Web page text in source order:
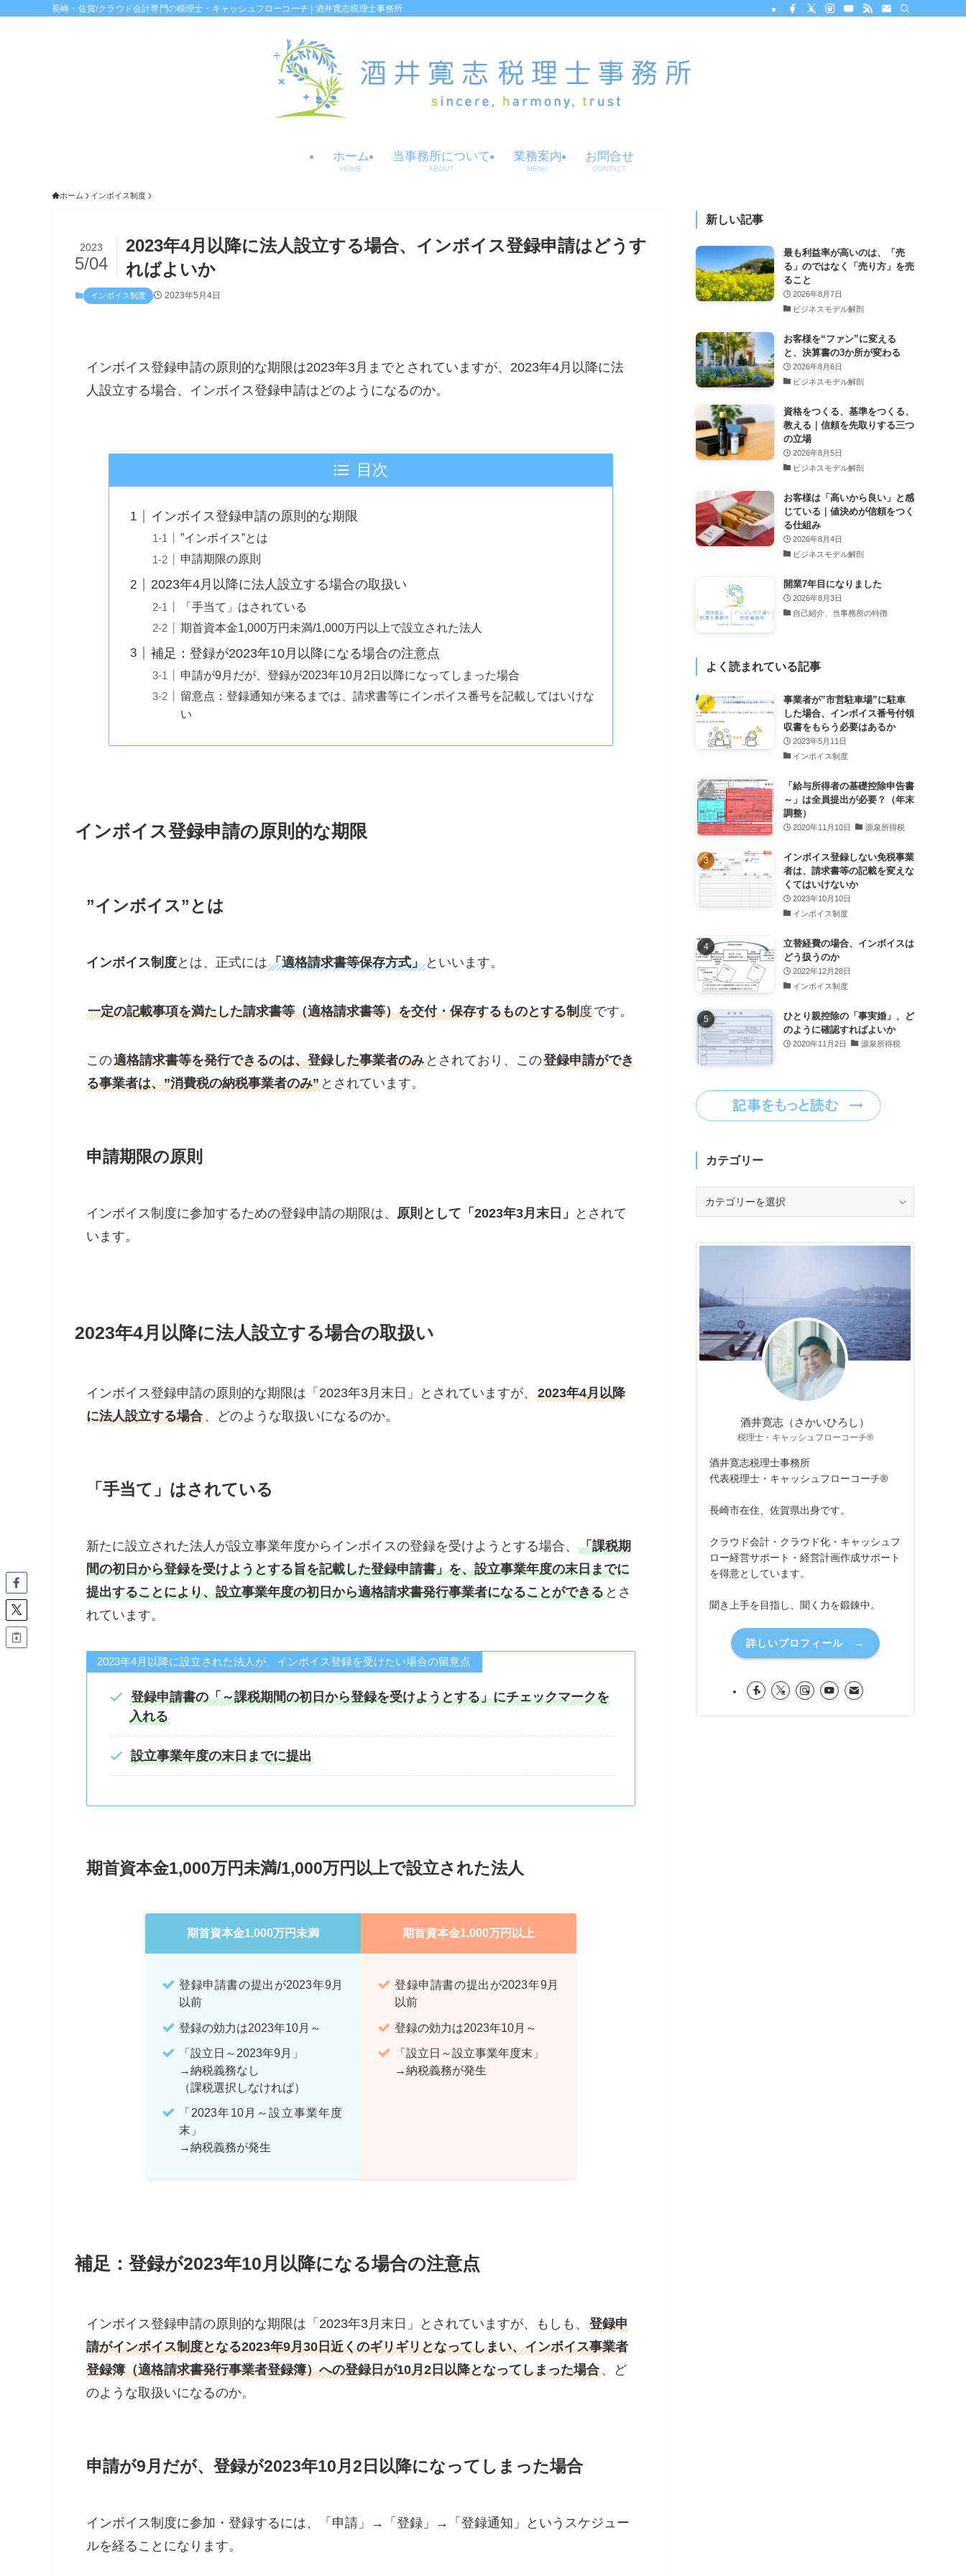
長崎・佐賀/クラウド会計専門の税理士・キャッシュフローコーチ | 酒井寛志税理士事務所
ホーム
HOME
当事務所について
ABOUT
業務案内
MENU
お問合せ
CONTACT
ホーム インボイス制度
2023年4月以降に法人設立する場合、インボイス登録申請はどうす
ればよいか
2023
5/04
インボイス制度 2023年5月4日
インボイス登録申請の原則的な期限は2023年3月までとされていますが、2023年4月以降に法
人設立する場合、インボイス登録申請はどのようになるのか。
目次
インボイス登録申請の原則的な期限
”インボイス”とは
申請期限の原則
2023年4月以降に法人設立する場合の取扱い
「手当て」はされている
期首資本金1,000万円未満/1,000万円以上で設立された法人
補足：登録が2023年10月以降になる場合の注意点
申請が9月だが、登録が2023年10月2日以降になってしまった場合
留意点：登録通知が来るまでは、請求書等にインボイス番号を記載してはいけな
い
インボイス登録申請の原則的な期限
”インボイス”とは
インボイス制度とは、正式には「適格請求書等保存方式」 といいます。
一定の記載事項を満たした請求書等（適格請求書等）を交付・保存するものとする制度です。
この適格請求書等を発行できるのは、登録した事業者のみ とされており、この登録申請ができ
る事業者は、”消費税の納税事業者のみ” とされています。
申請期限の原則
インボイス制度に参加するための登録申請の期限は、 原則として「2023年3月末日」
とされて
います。
2023年4月以降に法人設立する場合の取扱い
インボイス登録申請の原則的な期限は「2023年3月末日」とされていますが、 2023年4月以降
に法人設立する場合 、どのような取扱いになるのか。
「手当て」はされている
新たに設立された法人が設立事業年度からインボイスの登録を受けようとする場合、 「課税期
間の初日から登録を受けようとする旨を記載した登録申請書」を、設立事業年度の末日までに
提出することにより、設立事業年度の初日から適格請求書発行事業者になることができる とさ
れています。
2023年4月以降に設立された法人が、インボイス登録を受けたい場合の留意点
登録申請書の「～課税期間の初日から登録を受けようとする」にチェックマークを
入れる
設立事業年度の末日までに提出
期首資本金1,000万円未満/1,000万円以上で設立された法人
期首資本金1,000万円未満 期首資本金1,000万円以上
登録申請書の提出が2023年9月
以前
登録の効力は2023年10月～
「設立日～2023年9月」
→納税義務なし
（課税選択しなければ）
「2023年10月～設立事業年度
末」
→納税義務が発生
登録申請書の提出が2023年9月
以前
登録の効力は2023年10月～
「設立日～設立事業年度末」
→納税義務が発生
補足：登録が2023年10月以降になる場合の注意点
インボイス登録申請の原則的な期限は「2023年3月末日」とされていますが、もしも、 登録申
請がインボイス制度となる2023年9月30日近くのギリギリとなってしまい、インボイス事業者
登録簿（適格請求書発行事業者登録簿）への登録日が10月2日以降となってしまった場合 、ど
のような取扱いになるのか。
申請が9月だが、登録が2023年10月2日以降になってしまった場合
インボイス制度に参加・登録するには、「申請」→「登録」→「登録通知」というスケジュー
ルを経ることになります。
新しい記事
最も利益率が高いのは、「売
る」のではなく「売り方」を売
ること
2026年8月7日
ビジネスモデル解剖
お客様を“ファン”に変える
と、決算書の3か所が変わる
2026年8月6日
ビジネスモデル解剖
資格をつくる、基準をつくる、
教える｜信頼を先取りする三つ
の立場
2026年8月5日
ビジネスモデル解剖
お客様は「高いから良い」と感
じている｜値決めが信頼をつく
る仕組み
2026年8月4日
ビジネスモデル解剖
開業7年目になりました
2026年8月3日
自己紹介、当事務所の特徴
よく読まれている記事
事業者が”市営駐車場”に駐車
した場合、インボイス番号付領
収書をもらう必要はあるか
2023年5月11日
インボイス制度
「給与所得者の基礎控除申告書
～」は全員提出が必要？（年末
調整）
2020年11月10日 源泉所得税
インボイス登録しない免税事業
者は、請求書等の記載を変えな
くてはいけないか
2023年10月10日
インボイス制度
立替経費の場合、インボイスは
どう扱うのか
2022年12月28日
インボイス制度
ひとり親控除の「事実婚」、ど
のように確認すればよいか
2020年11月2日 源泉所得税
カテゴリー
リ
酒井寛志（さかいひろし）
税理士・キャッシュフローコーチ®
酒井寛志税理士事務所
代表税理士・キャッシュフローコーチ®
長崎市在住、佐賀県出身です。
クラウド会計・クラウド化・キャッシュフ
ロー経営サポート・経営計画作成サポート
を得意としています。
聞き上手を目指し、聞く力を鍛錬中。
詳しいプロフィール →